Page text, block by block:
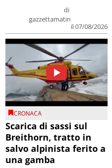
di
gazzettamatin
il 07/08/2026
CRONACA
Scarica di sassi sul
Breithorn, tratto in
salvo alpinista ferito a
una gamba